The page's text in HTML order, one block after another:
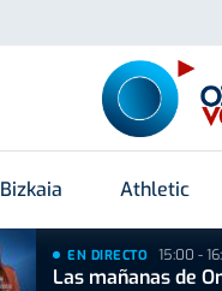
Bizkaia Athletic
EN DIRECTO 15:00 -
Las mañanas de